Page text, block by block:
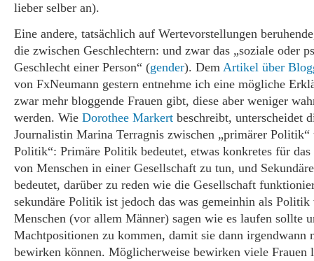
lieber selber an).
Eine andere, tatsächlich auf Wertevorstellungen
die zwischen Geschlechtern: und zwar das „soziale oder
Geschlecht einer Person“ (gender). Dem Artikel über
von FxNeumann gestern entnehme ich eine mögliche
zwar mehr bloggende Frauen gibt, diese aber weniger
werden. Wie Dorothee Markert beschreibt, unterscheidet
Journalistin Marina Terragnis zwischen „primärer Politik“
Politik“: Primäre Politik bedeutet, etwas konkretes für das
von Menschen in einer Gesellschaft zu tun, und
bedeutet, darüber zu reden wie die Gesellschaft
sekundäre Politik ist jedoch das was gemeinhin als Politik
Menschen (vor allem Männer) sagen wie es laufen sollte
Machtpositionen zu kommen, damit sie dann irgendwann
bewirken können. Möglicherweise bewirken viele Frauen